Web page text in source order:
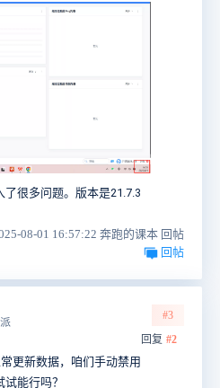
很多问题。版本是21.7.3
08-01 16:57:22 奔跑的课本 回帖
回帖
#3
回复 #2
更新数据，咱们手动禁用
能行吗？